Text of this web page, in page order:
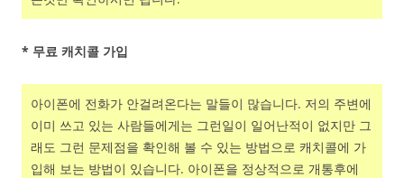
* 무료 캐치콜 가입
아이폰에 전화가 안걸려온다는 말들이 많습니다. 저의 주변에
이미 쓰고 있는 사람들에게는 그런일이 일어난적이 없지만 그
래도 그런 문제점을 확인해 볼 수 있는 방법으로 캐치콜에 가
입해 보는 방법이 있습니다. 아이폰을 정상적으로 개통후에